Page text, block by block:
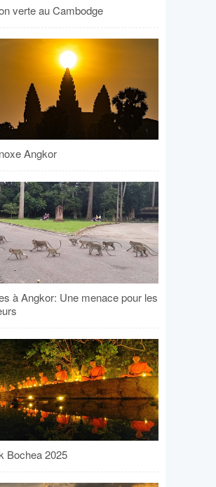
verte au Cambodge
Angkor
à Angkor: Une menace pour les
Bochea 2025